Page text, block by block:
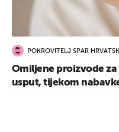
POKROVITELJ SPAR
Omiljene proizvode
usput, tijekom